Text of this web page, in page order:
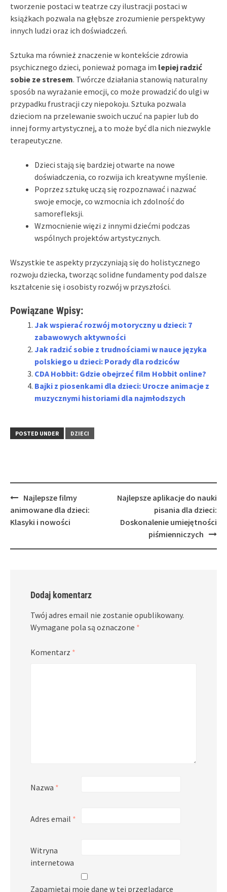
tworzenie postaci w teatrze czy ilustracji postaci w
książkach pozwala na głębsze zrozumienie perspektywy
innych ludzi oraz ich doświadczeń.
Sztuka ma również znaczenie w kontekście zdrowia
psychicznego dzieci, ponieważ pomaga im lepiej radzić
sobie ze stresem. Twórcze działania stanowią naturalny
sposób na wyrażanie emocji, co może prowadzić do ulgi w
przypadku frustracji czy niepokoju. Sztuka pozwala
dzieciom na przelewanie swoich uczuć na papier lub do
innej formy artystycznej, a to może być dla nich niezwykle
terapeutyczne.
Dzieci stają się bardziej otwarte na nowe
doświadczenia, co rozwija ich kreatywne myślenie.
Poprzez sztukę uczą się rozpoznawać i nazwać
swoje emocje, co wzmocnia ich zdolność do
samorefleksji.
Wzmocnienie więzi z innymi dziećmi podczas
wspólnych projektów artystycznych.
Wszystkie te aspekty przyczyniają się do holistycznego
rozwoju dziecka, tworząc solidne fundamenty pod dalsze
kształcenie się i osobisty rozwój w przyszłości.
Powiązane Wpisy:
Jak wspierać rozwój motoryczny u dzieci: 7
zabawowych aktywności
Jak radzić sobie z trudnościami w nauce języka
polskiego u dzieci: Porady dla rodziców
CDA Hobbit: Gdzie obejrzeć film Hobbit online?
Bajki z piosenkami dla dzieci: Urocze animacje z
muzycznymi historiami dla najmłodszych
POSTED UNDER DZIECI
Post
navigation
Najlepsze filmy
animowane dla dzieci:
Klasyki i nowości
Najlepsze aplikacje do nauki
pisania dla dzieci:
Doskonalenie umiejętności
piśmienniczych
Dodaj komentarz
Twój adres email nie zostanie opublikowany.
Wymagane pola są oznaczone *
Komentarz *
Nazwa *
Adres email *
Witryna
internetowa
Zapamiętaj moje dane w tej przeglądarce